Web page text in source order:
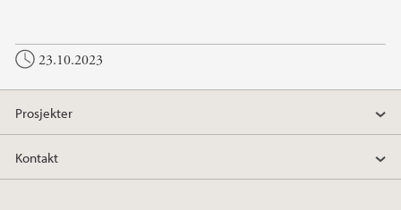
23.10.2023
Prosjekter
Kontakt